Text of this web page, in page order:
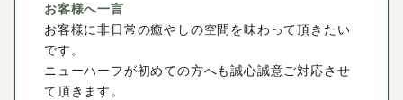
お客様へ一言
お客様に非日常の癒やしの空間を味わって頂きたい
です。
ニューハーフが初めての方へも誠心誠意ご対応させ
て頂きます。